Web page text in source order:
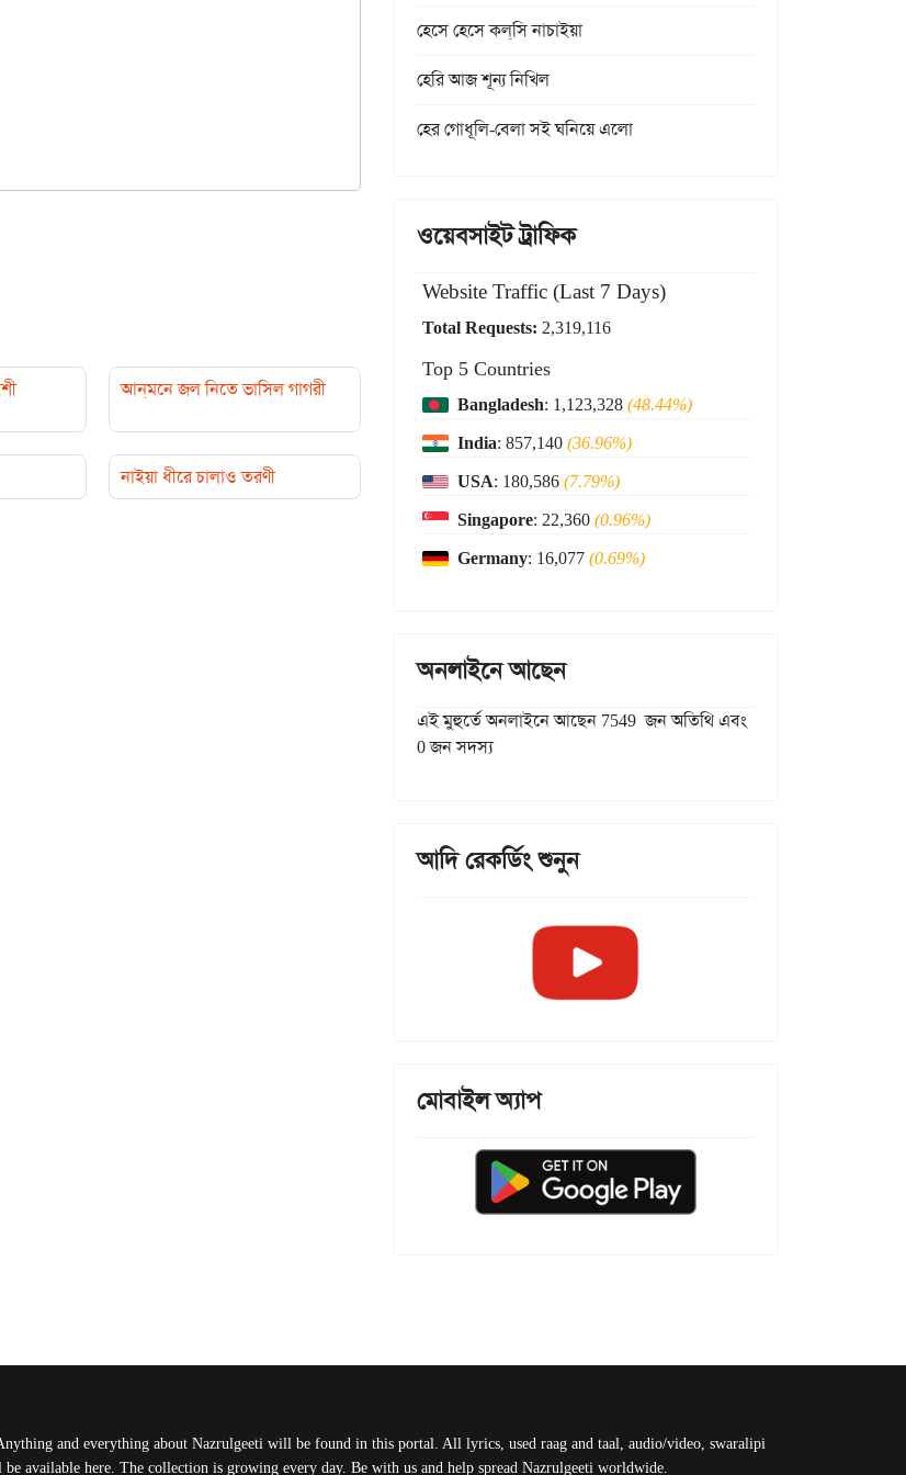
আন্‌মনে জল নিতে ভাসিল গাগরী
নাইয়া ধীরে চালাও তরণী
হেসে হেসে কল্‌সি নাচাইয়া
হেরি আজ শূন্য নিখিল
হের গোধূলি-বেলা সই ঘনিয়ে এলো
ওয়েবসাইট ট্রাফিক
Website Traffic (Last 7 Days)
Total Requests: 2,319,116
Top 5 Countries
Bangladesh: 1,123,328(48.44%)
India: 857,140(36.96%)
USA: 180,586(7.79%)
Singapore: 22,360(0.96%)
Germany: 16,077(0.69%)
অনলাইনে আছেন
এই মুহুর্তে অনলাইনে আছেন 7549 জন অতিথি এবং
0 জন সদস্য
আদি রেকর্ডিং শুনুন
মোবাইল অ্যাপ
and everything about Nazrulgeeti will be found in this portal. All lyrics, used raag and taal, audio/video, swaralipi
available here. The collection is growing every day. Be with us and help spread Nazrulgeeti worldwide.